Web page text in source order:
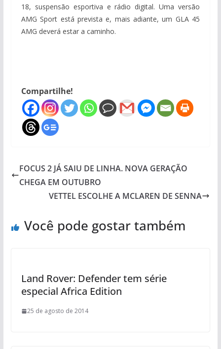
18, suspensão esportiva e rádio digital. Uma versão
AMG Sport está prevista e, mais adiante, um GLA 45
AMG deverá estar a caminho.
Compartilhe!
FOCUS 2 JÁ SAIU DE LINHA. NOVA GERAÇÃO
CHEGA EM OUTUBRO
VETTEL ESCOLHE A MCLAREN DE SENNA
Você pode gostar também
Land Rover: Defender tem série
especial Africa Edition
25 de agosto de 2014